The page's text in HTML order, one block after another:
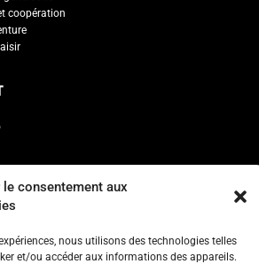
le consentement aux
nous utilisons des technologies telles
et/ou accéder aux informations des appareils.
coopération
de Taekwondo